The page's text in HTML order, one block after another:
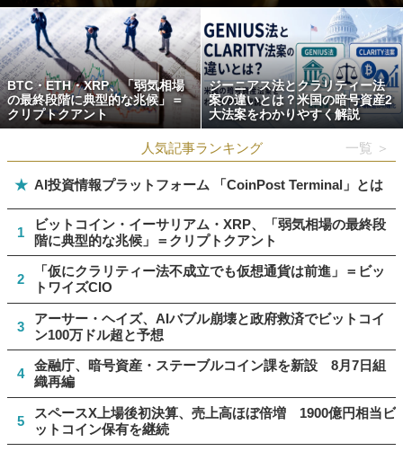
BTC・ETH・XRP、「弱気相場
の最終段階に典型的な兆候」＝
クリプトクアント
ジーニアス法とクラリティー法
案の違いとは？米国の暗号資産2
大法案をわかりやすく解説
人気記事ランキング 一覧 ＞
★ AI投資情報プラットフォーム 「CoinPost Terminal」とは
1
ビットコイン・イーサリアム・XRP、「弱気相場の最終段
階に典型的な兆候」＝クリプトクアント
2
「仮にクラリティー法不成立でも仮想通貨は前進」＝ビッ
トワイズCIO
3
アーサー・ヘイズ、AIバブル崩壊と政府救済でビットコイ
ン100万ドル超と予想
4
金融庁、暗号資産・ステーブルコイン課を新設 8月7日組
織再編
5
スペースX上場後初決算、売上高ほぼ倍増 1900億円相当ビ
ットコイン保有を継続